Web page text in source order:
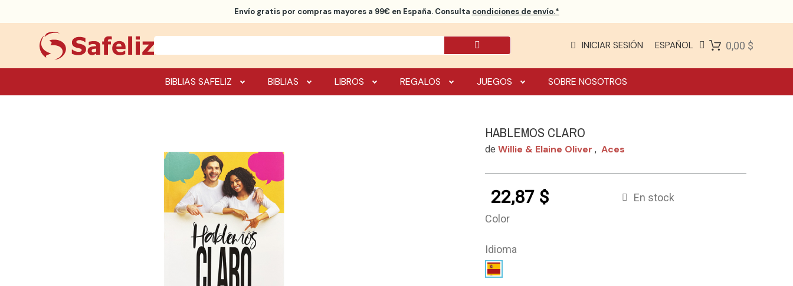
Envío gratispor compras mayores a 99€ en España. Consulta condiciones de envío.*
INICIAR SESIÓN ESPAÑOL 0,00 $
BIBLIAS SAFELIZ BIBLIAS LIBROS REGALOS JUEGOS SOBRE NOSOTROS
HABLEMOS CLARO
deWillie & Elaine Oliver , Aces
22,87 $
En stock
Color
Idioma